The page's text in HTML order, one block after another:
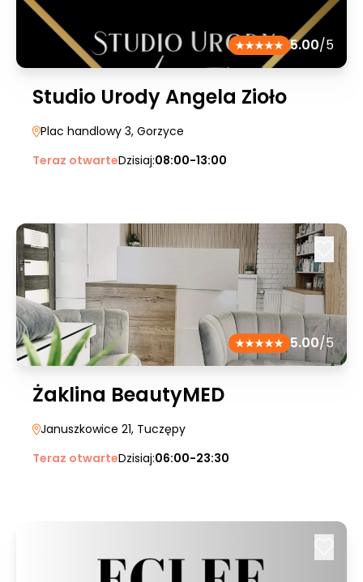
5.00/5
Studio Urody Angela Zioło
Plac handlowy 3, Gorzyce
Teraz otwarteDzisiaj:08:00-13:00
5.00/5
Żaklina BeautyMED
Januszkowice 21, Tuczępy
Teraz otwarteDzisiaj:06:00-23:30